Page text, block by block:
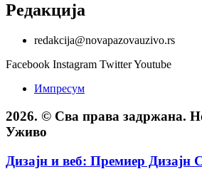
Редакција
redakcija@novapazovauzivo.rs
Facebook Instagram TwitterYoutube
Импресум
2026. © Сва права задржана.
Уживо
Дизајн и веб: Премиер Дизајн